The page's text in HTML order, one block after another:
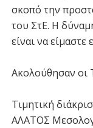
σκοπό την
του ΣτΕ. Η
είναι να είμαστε
Ακολούθησαν οι
Τιμητική
ΑΛΑΤΟΣ